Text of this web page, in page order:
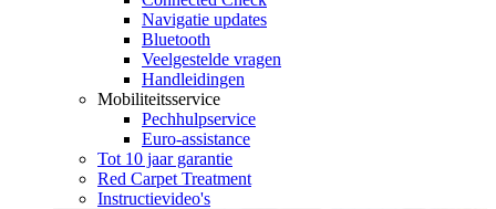
Navigatie updates
Bluetooth
Veelgestelde vragen
Handleidingen
Mobiliteitsservice
Pechhulpservice
Euro-assistance
Tot 10 jaar garantie
Red Carpet Treatment
Instructievideo's